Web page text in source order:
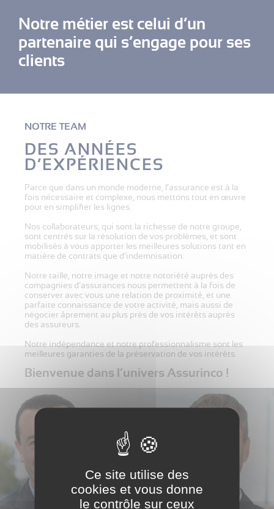
Notre métier est celui d’un
partenaire qui s’engage pour ses
clients
NOTRE TEAM
DES ANNÉES
D’EXPÉRIENCES
Parce que dans un monde moderne, l’assurance est à la
fois nécessaire et complexe, nous mettons tout en œuvre
pour en simplifier les lignes.
Nos collaborateurs, qui sont la richesse de notre groupe,
sont centrés sur la résolution de vos problèmes, et sont
mobilisés à vous apporter les meilleures solutions tant en
matière de contrats que d’indemnisation.
Notre taille, notre image et notre notoriété auprès des
compagnies d’assurances nous permettent à la fois de
conserver avec vous une relation de proximité, et une
parfaite connaissance de votre activité, mais aussi de
négocier âprement au plus près de vos intérêts auprès
des assureurs.
Notre indépendance et notre professionnalisme sont les
meilleures garanties de la préservation de vos intérêts.
Bienvenue dans l’univers Assurinco !
Ce site utilise des
cookies et vous donne
le contrôle sur ceux